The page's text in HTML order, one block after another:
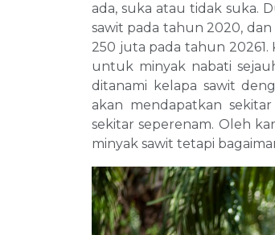
ada, suka atau tidak suka.
sawit pada tahun 2020,
250 juta pada tahun
untuk minyak nabati
ditanami kelapa sawit
akan mendapatkan
sekitar seperenam. Oleh
minyak sawit tetapi